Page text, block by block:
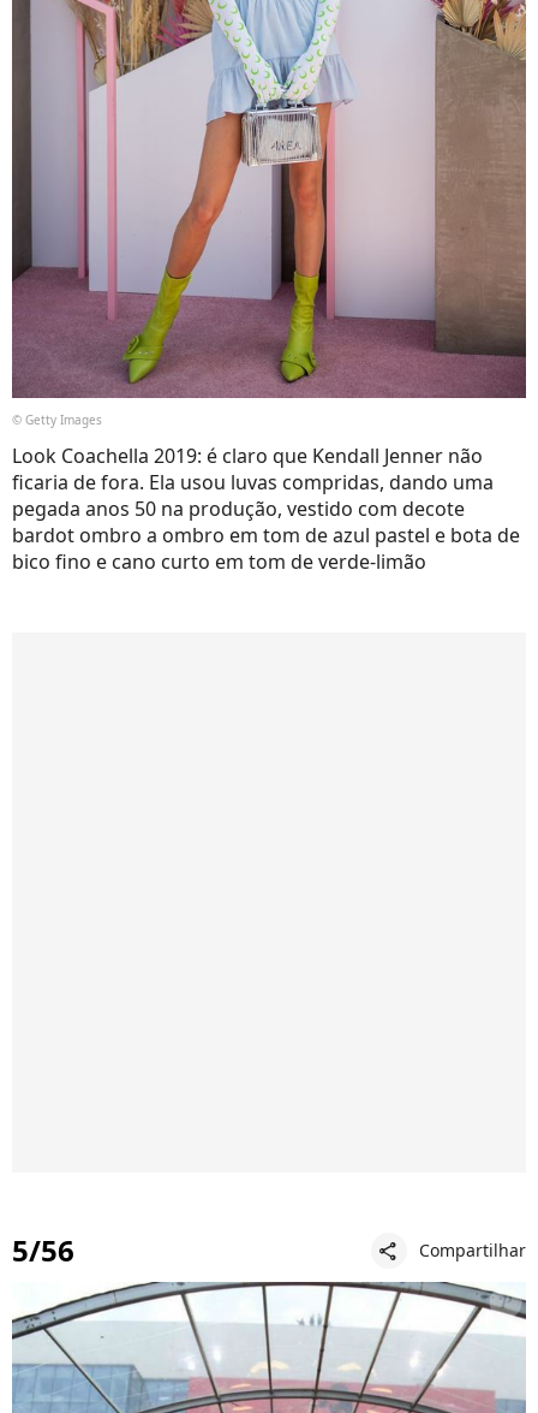
© Getty Images
Look Coachella 2019: é claro que Kendall Jenner não
ficaria de fora. Ela usou luvas compridas, dando uma
pegada anos 50 na produção, vestido com decote
bardot ombro a ombro em tom de azul pastel e bota de
bico fino e cano curto em tom de verde-limão
5/56 share Compartilhar